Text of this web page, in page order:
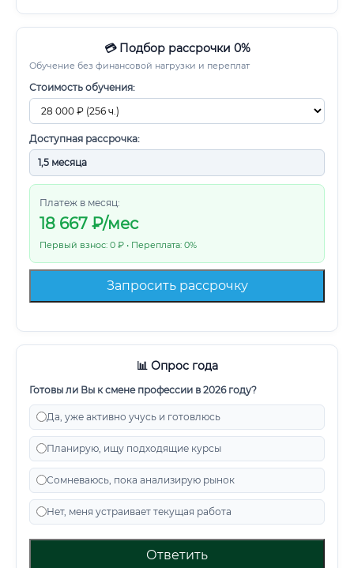
💳 Подбор рассрочки 0%
Обучение без финансовой нагрузки и переплат
Стоимость обучения:
Доступная рассрочка:
Платеж в месяц:
18 667 ₽/мес
Первый взнос: 0 ₽ • Переплата: 0%
Запросить рассрочку
📊 Опрос года
Готовы ли Вы к смене профессии в 2026 году?
Да, уже активно учусь и готовлюсь
Планирую, ищу подходящие курсы
Сомневаюсь, пока анализирую рынок
Нет, меня устраивает текущая работа
Ответить